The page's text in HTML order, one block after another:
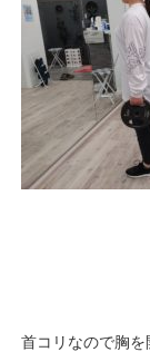
首コリなので胸を